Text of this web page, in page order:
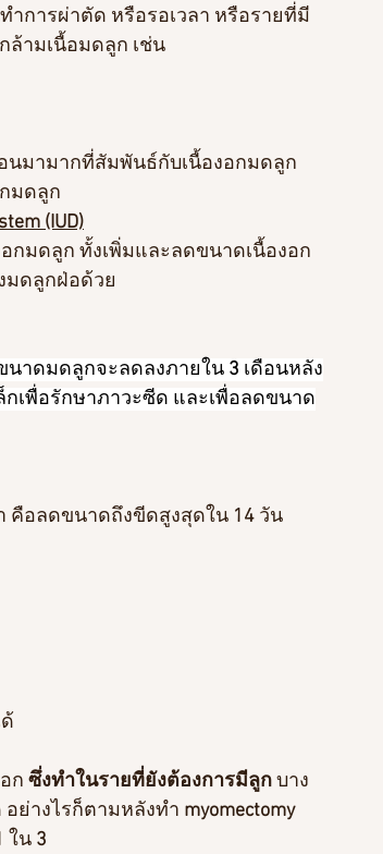
การผ่าตัด หรือรอเวลา หรือรายที่มี
ล้ามเนื้อมดลูก เช่น
นมามากที่สัมพันธ์กับเนื้องอกมดลูก
มดลูก
(IUD)
กมดลูก ทั้งเพิ่มและลดขนาดเนื้องอก
มดลูกฝ่อด้วย
นาดมดลูกจะลดลงภายใน 3 เดือนหลัง
กเพื่อรักษาภาวะซีด และเพื่อลดขนาด
คือลดขนาดถึงขีดสูงสุดใน 14 วัน
ก ซึ่งทำในรายที่ยังต้องการมีลูก บาง
ย่างไรก็ตามหลังทำ myomectomy
ใน 3